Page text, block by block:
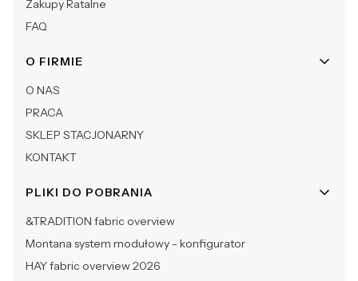
Zakupy Ratalne
FAQ
O FIRMIE
O NAS
PRACA
SKLEP STACJONARNY
KONTAKT
PLIKI DO POBRANIA
&TRADITION fabric overview
Montana system modułowy - konfigurator
HAY fabric overview 2026